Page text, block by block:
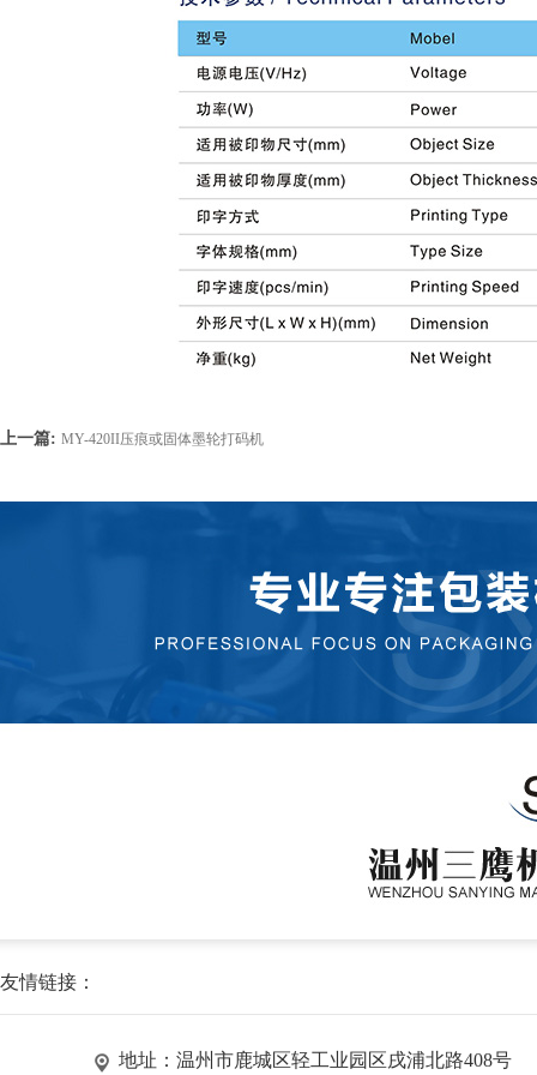
上一篇: MY-420II压痕或固体墨轮打码机
友情链接：
地址：温州市鹿城区轻工业园区戌浦北路408号